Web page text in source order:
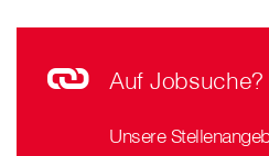
Auf Jobsuche?
Unsere